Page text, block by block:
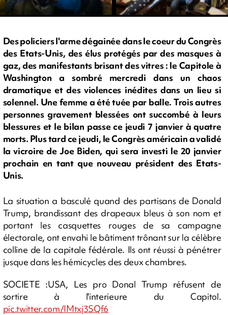
Des policiers l'arme dégainée dans le coeur du Congrès
des Etats-Unis, des élus protégés par des masques à
gaz, des manifestants brisant des vitres : le Capitole à
Washington a sombré mercredi dans un chaos
dramatique et des violences inédites dans un lieu si
solennel. Une femme a été tuée par balle. Trois autres
personnes gravement blessées ont succombé à leurs
blessures et le bilan passe ce jeudi 7 janvier à quatre
morts. Plus tard ce jeudi, le Congrès américain a validé
la vicroire de Joe Biden, qui sera investi le 20 janvier
prochain en tant que nouveau président des Etats-
Unis.
La situation a basculé quand des partisans de Donald
Trump, brandissant des drapeaux bleus à son nom et
portant les casquettes rouges de sa campagne
électorale, ont envahi le bâtiment trônant sur la célèbre
colline de la capitale fédérale. Ils ont réussi à pénétrer
jusque dans les hémicycles des deux chambres.
SOCIETE :USA, Les pro Donal Trump réfusent de
sortire à l'interieure du Capitol.
pic.twitter.com/IMtxj3SQf6